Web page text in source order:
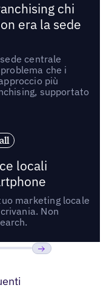
chi
era la sede
centrale
che i
più
supportato
locali
marketing locale
Non